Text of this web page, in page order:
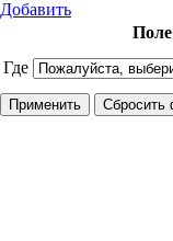
Добавить
Где
Поле